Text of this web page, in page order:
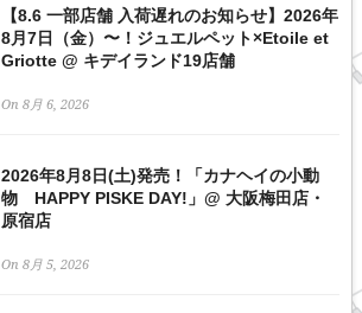
【8.6 一部店舗 入荷遅れのお知らせ】2026年
8月7日（金）〜！ジュエルペット×Etoile et
Griotte @ キデイランド19店舗
On 8月 6, 2026
2026年8月8日(土)発売！「カナヘイの小動
物 HAPPY PISKE DAY!」@ 大阪梅田店・
原宿店
On 8月 5, 2026